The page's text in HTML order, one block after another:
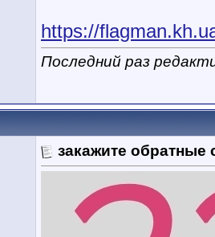
https://
Последний раз
закажите